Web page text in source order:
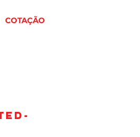
COTAÇÃO